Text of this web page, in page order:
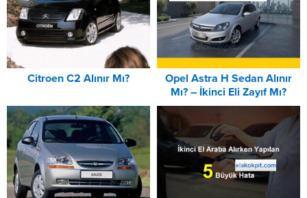
Citroen C2 Alınır Mı?
Opel Astra H Sedan Alınır
Mı? – İkinci Eli Zayıf Mı?
(2026)